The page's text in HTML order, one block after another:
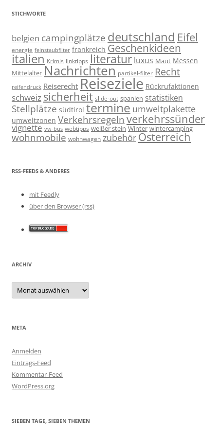
STICHWORTE
belgien campingplätze deutschland Eifel
energie feinstaubfilter frankreich Geschenkideen
italien Krimis linktipps literatur luxus Maut Messen
Mittelalter Nachrichten partikel-filter Recht
reifendruck Reiserecht Reiseziele Rückrufaktionen
schweiz sicherheit slide-out spanien statistiken
Stellplätze südtirol termine umweltplakette
umweltzonen Verkehrsregeln verkehrssünder
vignette vw-bus webtipps weißer stein Winter wintercamping
wohnmobile wohnwagen zubehör Österreich
RSS-FEEDS & ANDERES
mit Feedly
über den Browser (rss)
ARCHIV
Archiv
META
Anmelden
Eintrags-Feed
Kommentar-Feed
WordPress.org
SIEBEN TAGE, SIEBEN THEMEN